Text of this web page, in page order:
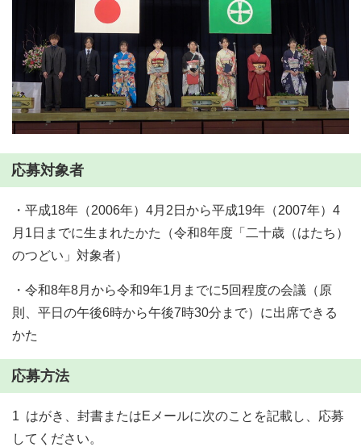
応募対象者
・平成18年（2006年）4月2日から平成19年（2007年）4
月1日までに生まれたかた（令和8年度「二十歳（はたち）
のつどい」対象者）
・令和8年8月から令和9年1月までに5回程度の会議（原
則、平日の午後6時から午後7時30分まで）に出席できる
かた
応募方法
1 はがき、封書またはEメールに次のことを記載し、応募
してください。